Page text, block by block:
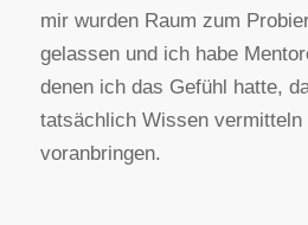
mir wurden Raum zum
gelassen und ich habe
denen ich das Gefühl hatte,
tatsächlich Wissen vermitteln
voranbringen.